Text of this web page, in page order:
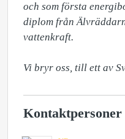
och som första
diplom från
vattenkraft.
Vi bryr oss, till ett av
Kontaktpersoner